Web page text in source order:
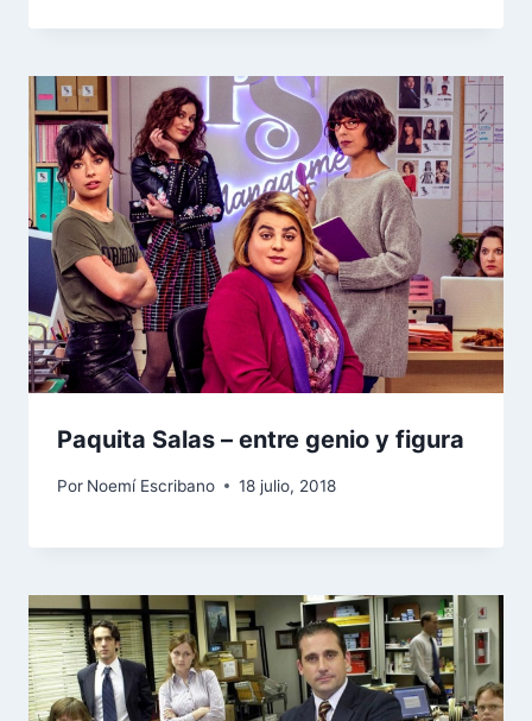
Paquita Salas – entre genio y figura
Por Noemí Escribano 18 julio, 2018